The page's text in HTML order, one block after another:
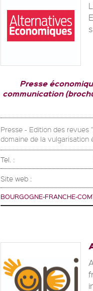
Presse
communication
Presse - Edition des revues
domaine de la vulgarisation
Tel. :
Site web :
BOURGOGNE-FRANCHE-